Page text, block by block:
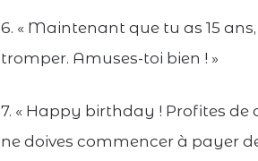
6. « Maintenant que tu as 15
tromper. Amuses-toi bien ! »
7. « Happy birthday ! Profites
ne doives commencer à payer